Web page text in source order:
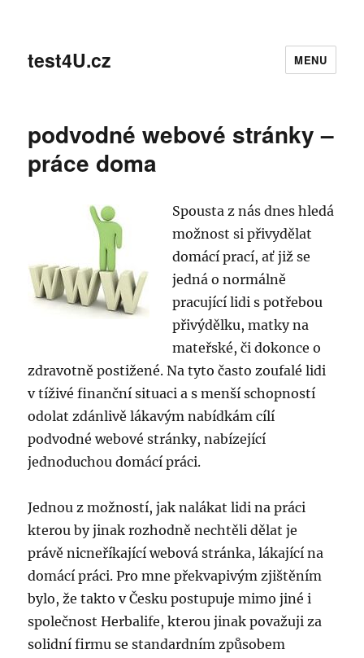
test4U.cz MENU
podvodné webové stránky –
práce doma
Spousta z nás dnes hledá
možnost si přivydělat
domácí prací, ať již se
jedná o normálně
pracující lidi s potřebou
přivýdělku, matky na
mateřské, či dokonce o
zdravotně postižené. Na tyto často zoufalé lidi
v tíživé finanční situaci a s menší schopností
odolat zdánlivě lákavým nabídkám cílí
podvodné webové stránky, nabízející
jednoduchou domácí práci.
Jednou z možností, jak nalákat lidi na práci
kterou by jinak rozhodně nechtěli dělat je
právě nicneříkající webová stránka, lákající na
domácí práci. Pro mne překvapivým zjištěním
bylo, že takto v Česku postupuje mimo jiné i
společnost Herbalife, kterou jinak považuji za
solidní firmu se standardním způsobem